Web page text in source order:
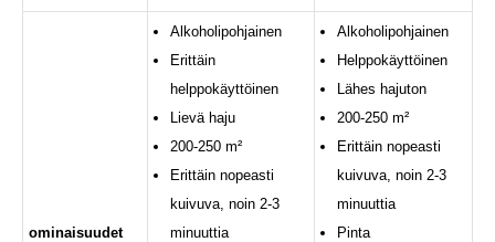
ominaisuudet
Alkoholipohjainen
Erittäin
helppokäyttöinen
Lievä haju
200-250 m²
Erittäin nopeasti
kuivuva, noin 2-3
minuuttia
Alkoholipohjainen
Helppokäyttöinen
Lähes hajuton
200-250 m²
Erittäin nopeasti
kuivuva, noin 2-3
minuuttia
Pinta